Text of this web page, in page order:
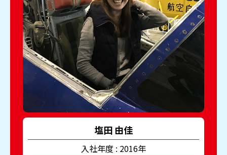
塩田 由佳
入社年度 : 2016年